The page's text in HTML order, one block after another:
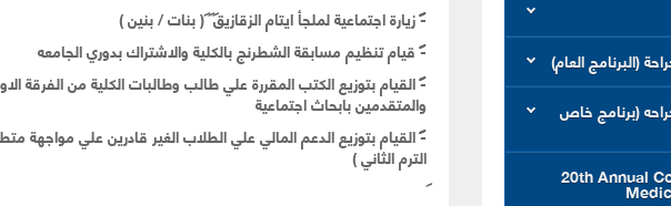
-زيارة اجتماعية لملجأ ايتام الزقازيق( بنات / بنين )
-قيام تنظيم مسابقة الشطرنج بالكلية والاشتراك بدوري الجامعه
-القيام بتوزيع الكتب المقررة علي طالب وطالبات الكلية من الفرقة
والمتقدمين بابحاث اجتماعية
-القيام بتوزيع الدعم المالي علي الطلاب الغير قادرين علي مواجهة
الترم الثاني )
(البرنامج العام)
(برنامج خاص
20th Annual